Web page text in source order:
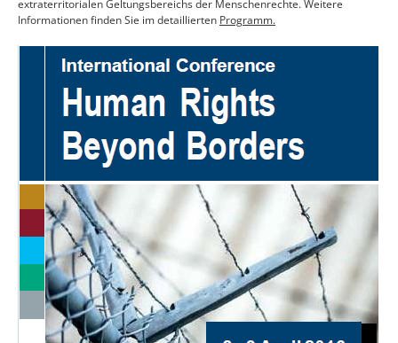
extraterritorialen Geltungsbereichs der Menschenrechte. Weitere
Informationen finden Sie im detaillierten Programm.